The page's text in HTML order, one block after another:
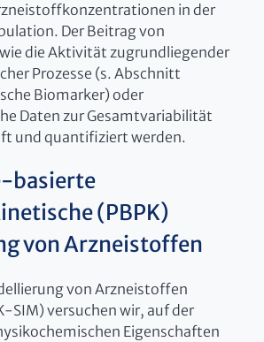
in der
Der Beitrag von
die Aktivität zugrundliegender
Prozesse (s. Abschnitt
Biomarker) oder
Daten zur Gesamtvariabilität
und quantifiziert werden.
basierte
(PBPK)
von Arzneistoffen
von Arzneistoffen
SIM) versuchen wir, auf der
Eigenschaften